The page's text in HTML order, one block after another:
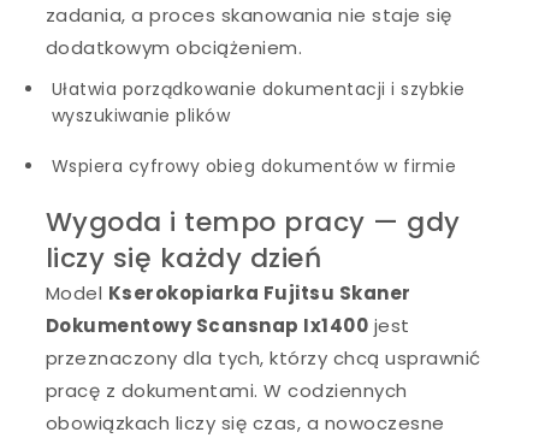
zadania, a proces skanowania nie staje się
dodatkowym obciążeniem.
Ułatwia porządkowanie dokumentacji i szybkie
wyszukiwanie plików
Wspiera cyfrowy obieg dokumentów w firmie
Wygoda i tempo pracy — gdy
liczy się każdy dzień
Model Kserokopiarka Fujitsu Skaner
Dokumentowy Scansnap Ix1400 jest
przeznaczony dla tych, którzy chcą usprawnić
pracę z dokumentami. W codziennych
obowiązkach liczy się czas, a nowoczesne